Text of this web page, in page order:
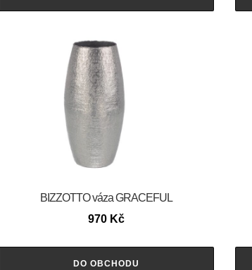
BIZZOTTO váza GRACEFUL
970 Kč
DO OBCHODU